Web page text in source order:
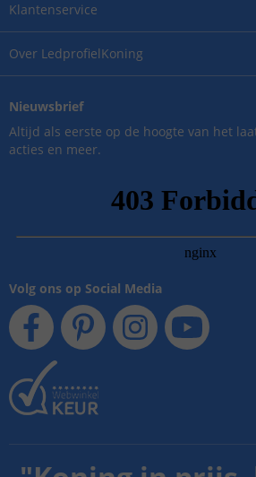
Over LedprofielKoning
Klantenservice
Nieuwsbrief
Altijd als eerste op de hoogte van het
acties en meer.
Volg ons op Social Media